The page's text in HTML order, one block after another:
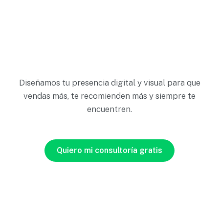
Diseñamos tu presencia digital y visual para que
vendas más, te recomienden más y siempre te
encuentren.
Quiero mi consultoría gratis